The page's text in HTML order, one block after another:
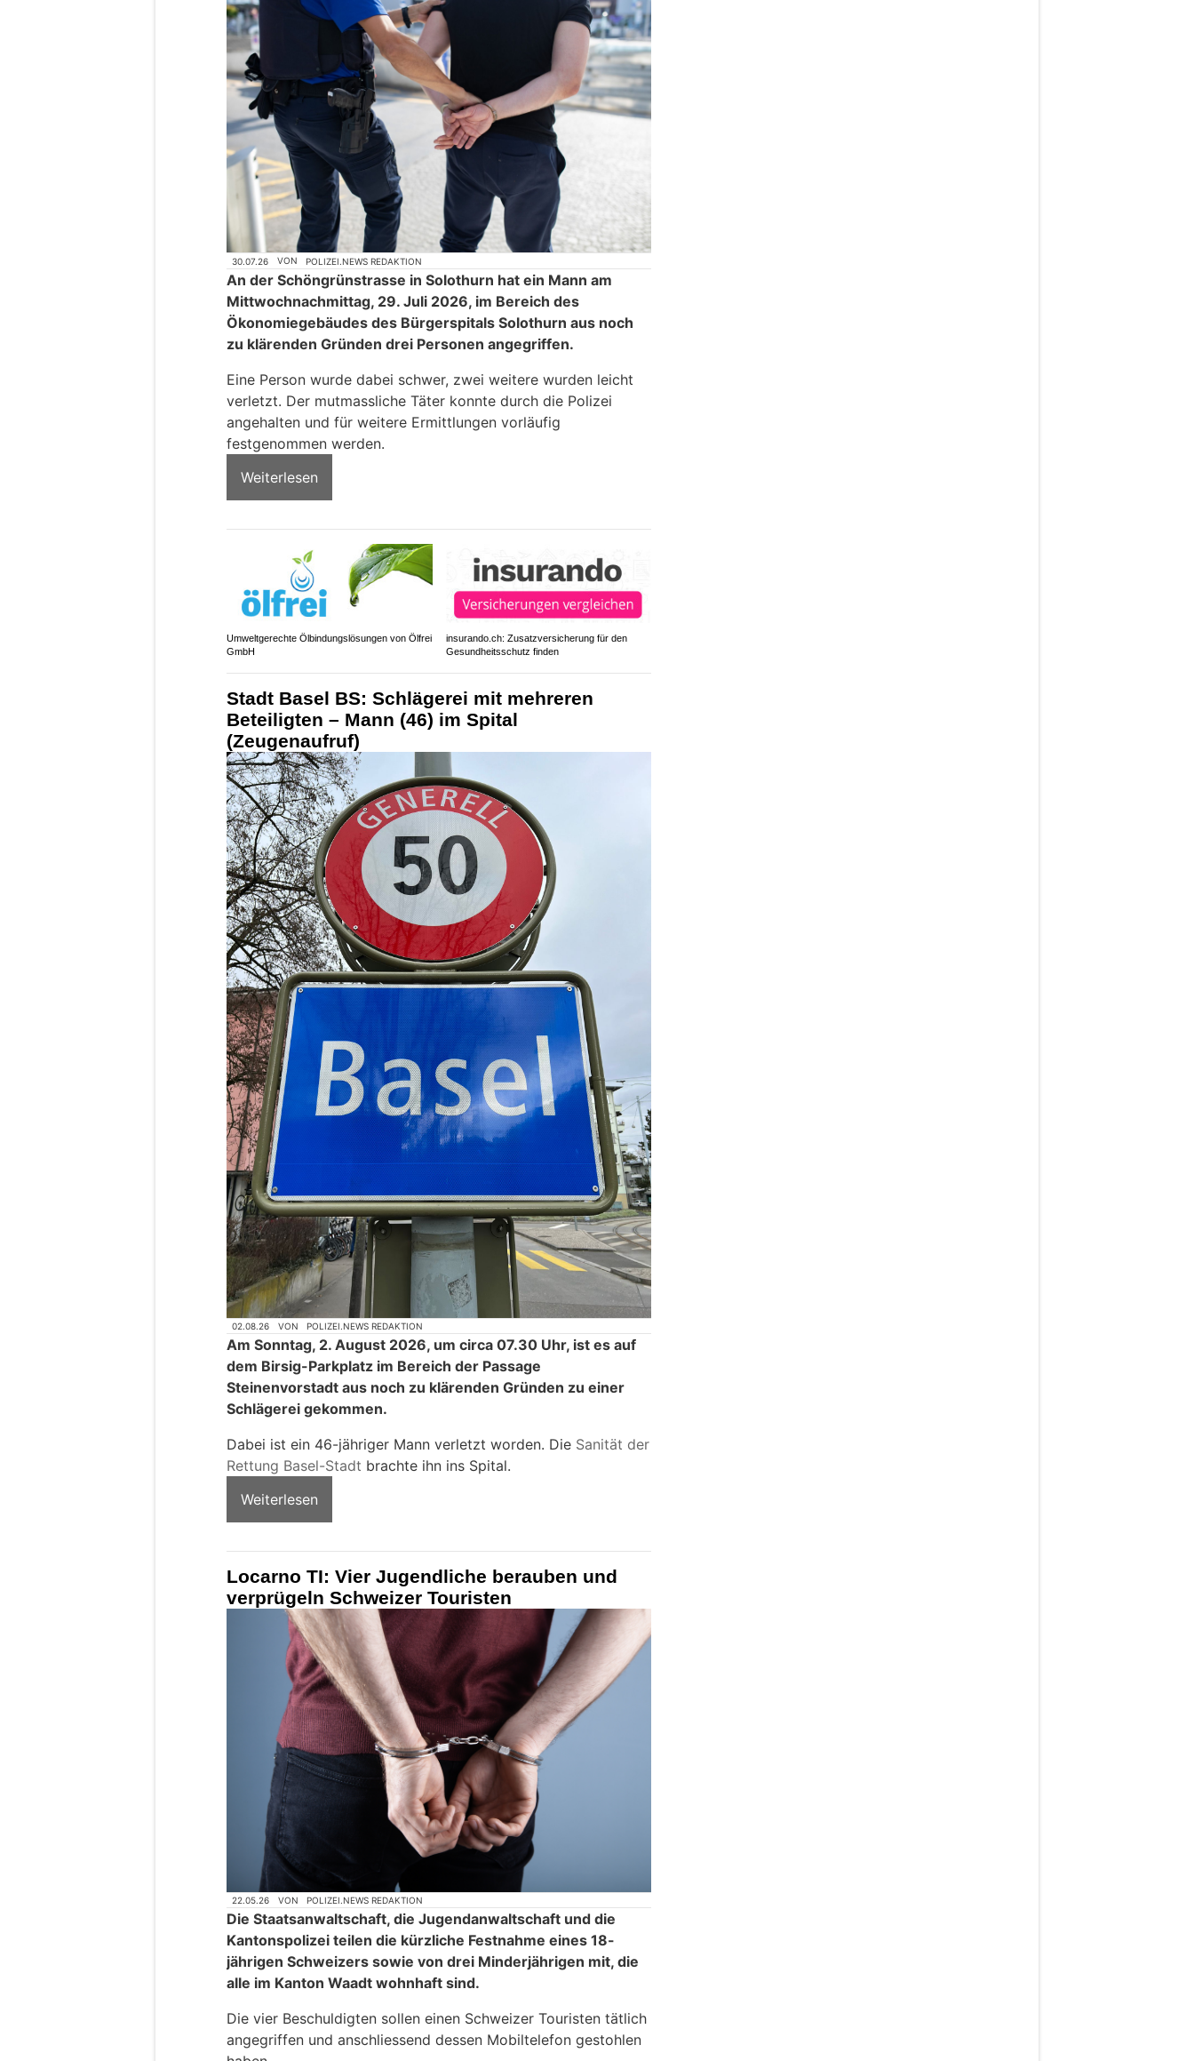
30.07.26 VON POLIZEI.NEWS REDAKTION
An der Schöngrünstrasse in Solothurn hat ein Mann am
Mittwochnachmittag, 29. Juli 2026, im Bereich des
Ökonomiegebäudes des Bürgerspitals Solothurn aus noch
zu klärenden Gründen drei Personen angegriffen.
Eine Person wurde dabei schwer, zwei weitere wurden leicht
verletzt. Der mutmassliche Täter konnte durch die Polizei
angehalten und für weitere Ermittlungen vorläufig
festgenommen werden.
Weiterlesen
Umweltgerechte Ölbindungslösungen von Ölfrei
GmbH
insurando.ch: Zusatzversicherung für den
Gesundheitsschutz finden
Stadt Basel BS: Schlägerei mit mehreren
Beteiligten – Mann (46) im Spital
(Zeugenaufruf)
02.08.26 VON POLIZEI.NEWS REDAKTION
Am Sonntag, 2. August 2026, um circa 07.30 Uhr, ist es auf
dem Birsig-Parkplatz im Bereich der Passage
Steinenvorstadt aus noch zu klärenden Gründen zu einer
Schlägerei gekommen.
Dabei ist ein 46-jähriger Mann verletzt worden. Die Sanität der
Rettung Basel-Stadt brachte ihn ins Spital.
Weiterlesen
Locarno TI: Vier Jugendliche berauben und
verprügeln Schweizer Touristen
22.05.26 VON POLIZEI.NEWS REDAKTION
Die Staatsanwaltschaft, die Jugendanwaltschaft und die
Kantonspolizei teilen die kürzliche Festnahme eines 18-
jährigen Schweizers sowie von drei Minderjährigen mit, die
alle im Kanton Waadt wohnhaft sind.
Die vier Beschuldigten sollen einen Schweizer Touristen tätlich
angegriffen und anschliessend dessen Mobiltelefon gestohlen